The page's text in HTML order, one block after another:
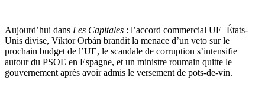
Aujourd’hui dans Les Capitales : l’accord commercial UE–États-
Unis divise, Viktor Orbán brandit la menace d’un veto sur le
prochain budget de l’UE, le scandale de corruption s’intensifie
autour du PSOE en Espagne, et un ministre roumain quitte le
gouvernement après avoir admis le versement de pots-de-vin.